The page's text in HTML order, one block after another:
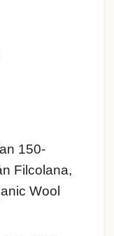
150-
Filcolana,
Wool